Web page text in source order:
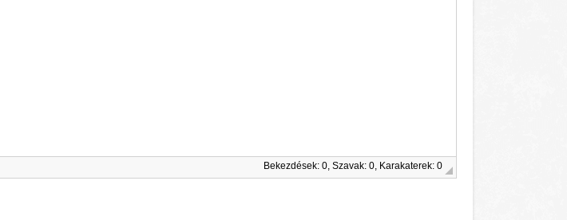
Bekezdések: 0, Szavak: 0, Karakaterek: 0